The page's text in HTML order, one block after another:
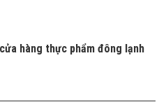
hàng thực phẩm đông lạnh